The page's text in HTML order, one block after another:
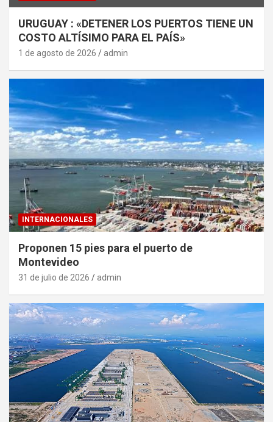
URUGUAY : «DETENER LOS PUERTOS TIENE UN
COSTO ALTÍSIMO PARA EL PAÍS»
1 de agosto de 2026 admin
INTERNACIONALES
Proponen 15 pies para el puerto de
Montevideo
31 de julio de 2026 admin